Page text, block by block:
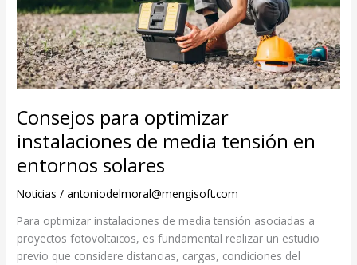
Consejos para optimizar
instalaciones de media tensión en
entornos solares
Noticias /antoniodelmoral@mengisoft.com
Para optimizar instalaciones de media tensión asociadas a
proyectos fotovoltaicos, es fundamental realizar un estudio
previo que considere distancias, cargas, condiciones del